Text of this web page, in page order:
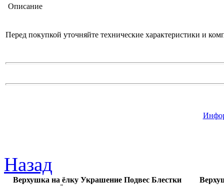
Описание
Перед покупкой уточняйте технические характеристики и
Назад
Верхушка на ёлку Украшение Подвес Блестки